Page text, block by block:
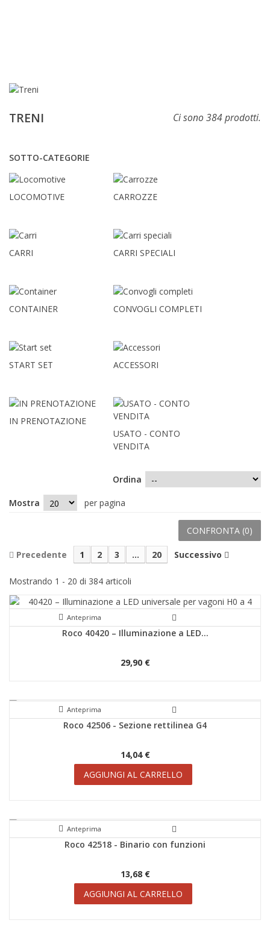
TRENI Ci sono 384 prodotti.
SOTTO-CATEGORIE
LOCOMOTIVE CARROZZE
CARRI CARRI SPECIALI
CONTAINER CONVOGLI COMPLETI
START SET ACCESSORI
IN PRENOTAZIONE
USATO - CONTO
VENDITA
Ordina
Mostra per pagina
CONFRONTA (0)
Precedente 1 2 3 ... 20 Successivo
Mostrando 1 - 20 di 384 articoli
Anteprima
Roco 40420 – Illuminazione a LED...
29,90 €
Anteprima
Roco 42506 - Sezione rettilinea G4
14,04 €
AGGIUNGI AL CARRELLO
Anteprima
Roco 42518 - Binario con funzioni
13,68 €
AGGIUNGI AL CARRELLO